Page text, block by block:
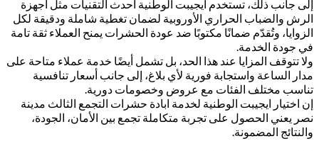
إلى جانب ذلك، تستخدم ايجيبت الوطنية أحدث التقنيات مثل أجهزة
الرش والضباب الحراري الأوروبية لضمان تغطية شاملة ودقيقة لكل
الزوايا، وتُقدّم ضمانًا مكتوبًا ضد عودة الحشرات يمنح العملاء ثقة تامة
في جودة الخدمة.
ولا تتوقف المزايا عند هذا الحد، بل تشمل أيضًا خدمة عملاء متاحة على
مدار الساعة واستجابة فورية لأي بلاغ، إلى جانب أسعار تنافسية
تناسب مختلف الفئات مع عروض وخصومات دورية.
إن اختيار ايجيبت الوطنية لخدمة ابادة حشرات التجمع الثالث مدينة
نصر يعني الحصول على تجربة متكاملة تجمع بين الأمان، الجودة،
والنتائج المضمونة.